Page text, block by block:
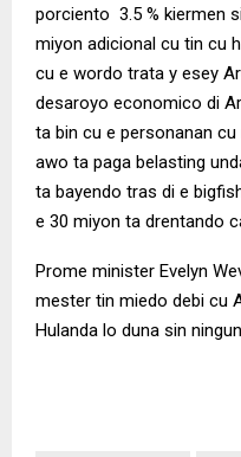
porciento 3.5 % kiermen
miyon adicional cu tin cu
cu e wordo trata y esey
desaroyo economico di
ta bin cu e personanan
awo ta paga belasting
ta bayendo tras di e
e 30 miyon ta drentando
Prome minister Evelyn
mester tin miedo debi cu
Hulanda lo duna sin